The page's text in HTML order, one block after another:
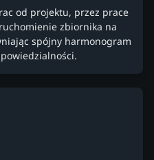
od projektu, przez prace
zbiornika na
spójny harmonogram